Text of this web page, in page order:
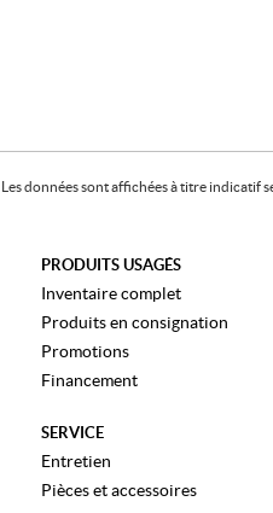
Les données sont affichées à titre indicatif
PRODUITS USAGÉS
Inventaire complet
Produits en consignation
Promotions
Financement
SERVICE
Entretien
Pièces et accessoires